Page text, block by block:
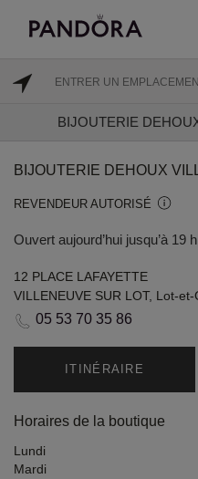
BIJOUTERIE
BIJOUTERIE DEHOUX
REVENDEUR AUTORISÉ
Ouvert aujourd’hui jusqu’à 19
12 PLACE LAFAYETTE
VILLENEUVE SUR LOT, Lot-
05 53 70 35 86
ITINÉRAIRE
Horaires de la boutique
Lundi
Mardi